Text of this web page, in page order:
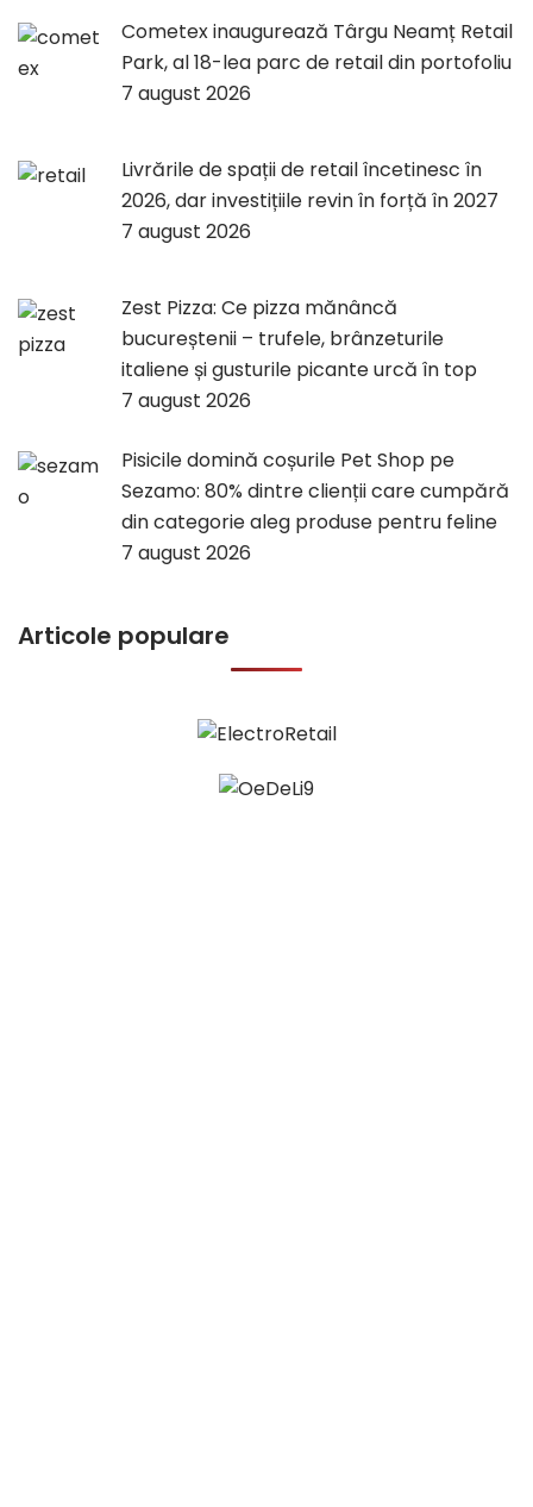
Cometex inaugurează Târgu Neamț Retail
Park, al 18-lea parc de retail din portofoliu
7 august 2026
Livrările de spații de retail încetinesc în
2026, dar investițiile revin în forță în 2027
7 august 2026
Zest Pizza: Ce pizza mănâncă
bucureștenii – trufele, brânzeturile
italiene și gusturile picante urcă în top
7 august 2026
Pisicile domină coșurile Pet Shop pe
Sezamo: 80% dintre clienții care cumpără
din categorie aleg produse pentru feline
7 august 2026
Articole populare